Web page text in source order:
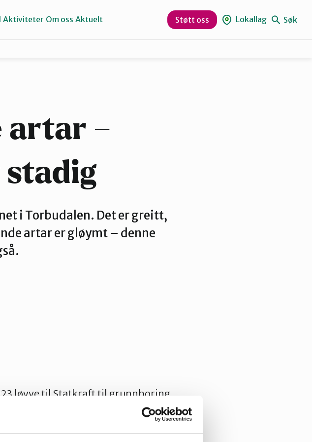
Aktiviteter Om oss Aktuelt Støtt oss Lokallag Søk
artar –
i Torbudalen. Det er greitt,
artar er gløymt – denne
løyve til Statkraft til grunnboring
eigna stein må til. Grunnboring er